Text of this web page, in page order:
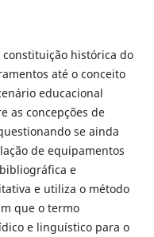
histórica do
até o conceito
educacional
as concepções de
se ainda
de equipamentos
e
e utiliza o método
que o termo
e linguístico para o